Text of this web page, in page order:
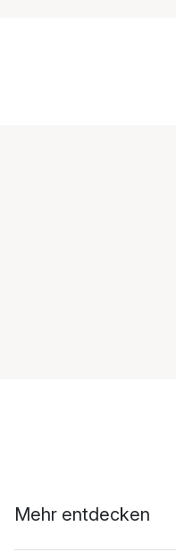
Mehr entdecken